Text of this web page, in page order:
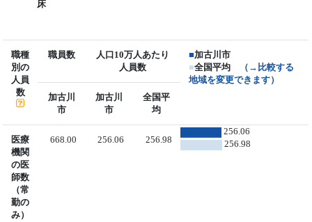
床
職種
別の
人員
数
職員数
人口10万人あたり
人員数
■加古川市
■全国平均
（→比較する
地域を変更できます）
加古川
市
加古川
市
全国平
均
医療
機関
の医
師数
（常
勤の
み）
668.00 256.06 256.98
256.06
256.98